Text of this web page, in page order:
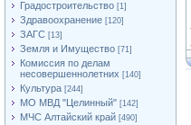
Градостроительство [1]
Здравоохранение [120]
ЗАГС [13]
Земля и Имущество [71]
Комиссия по делам
несовершеннолетних [140]
Культура [244]
МО МВД "Целинный" [142]
МЧС Алтайский край [490]